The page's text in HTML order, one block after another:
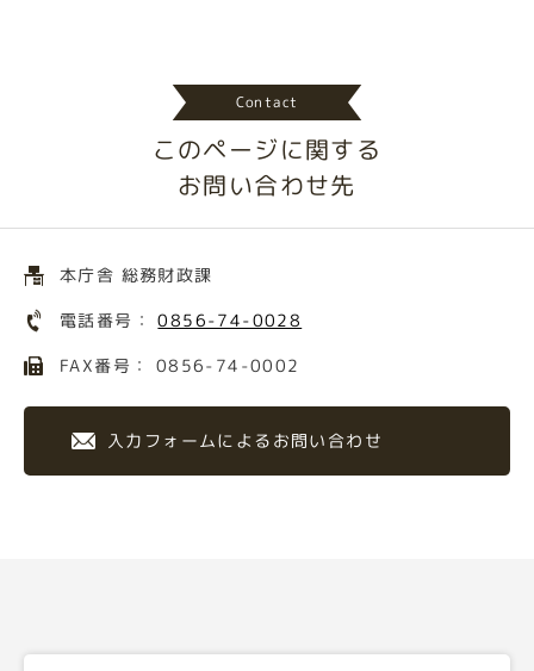
Contact
このページに関する
お問い合わせ先
本庁舎 総務財政課
電話番号：0856-74-0028
FAX番号： 0856-74-0002
入力フォームによるお問い合わせ